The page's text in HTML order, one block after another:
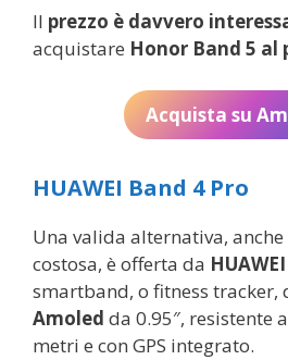
Il prezzo è davvero
acquistare Honor Band 5 al
Acquista su
HUAWEI Band 4 Pro
Una valida alternativa,
costosa, è offerta da
smartband, o fitness tracker,
Amoled da 0.95″, resistente
metri e con GPS integrato.